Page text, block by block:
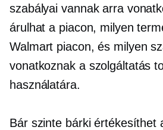
szabályai vannak arra
árulhat a piacon, milyen
Walmart piacon, és milyen
vonatkoznak a szolgáltatás
használatára.
Bár szinte bárki értékesíthet